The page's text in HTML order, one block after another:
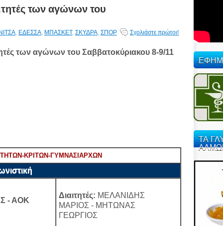
των αγώνων του
, ΕΔΕΣΣΑ, ΜΠΑΣΚΕΤ, ΣΚΥΔΡΑ, ΣΠΟΡ Σχολιάστε πρώτοι!
των αγώνων του Σαββατοκύριακου 8-9/11
ΚΡΙΤΩΝ-ΓΥΜΝΑΣΙΑΡΧΩΝ
- ΑΟΚ
Διαιτητές: ΜΕΛΑΝΙΔΗΣ
ΜΑΡΙΟΣ - ΜΗΤΩΝΑΣ
ΓΕΩΡΓΙΟΣ
ΤΑ